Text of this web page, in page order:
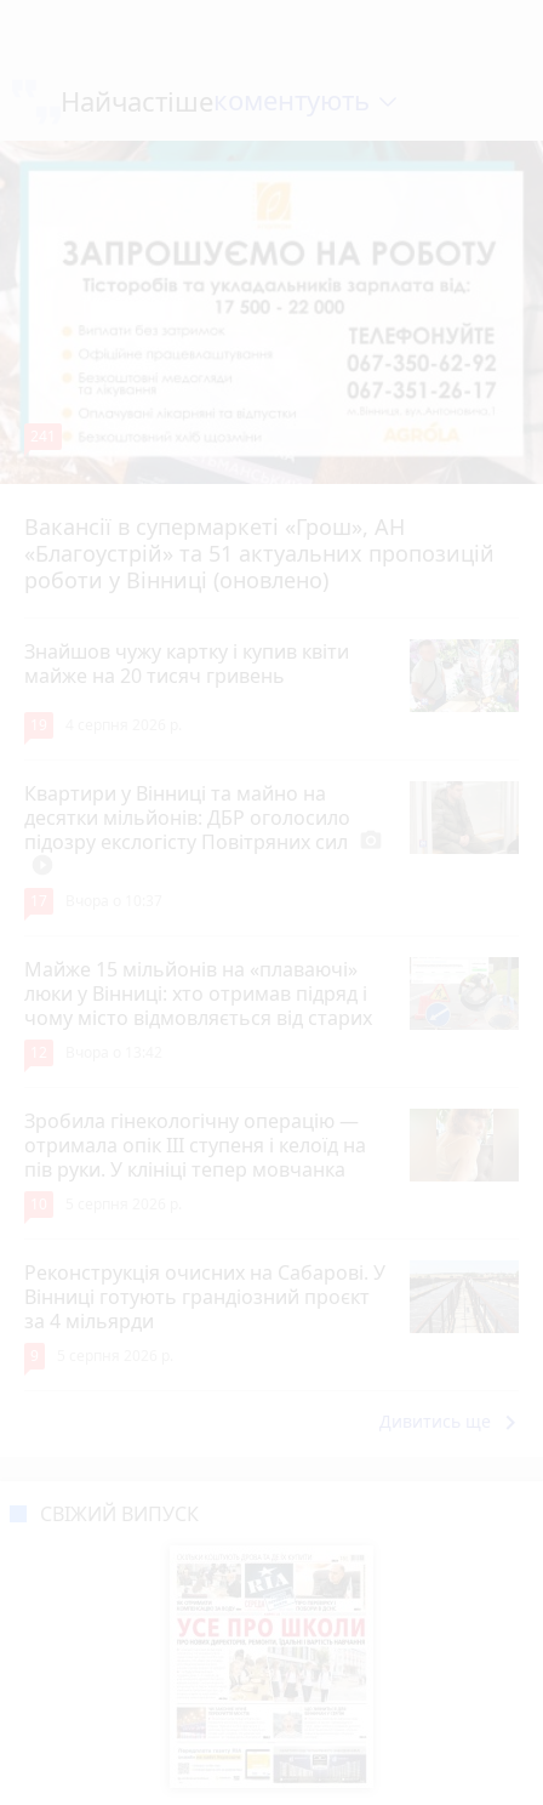
Найчастіше
Вакансії в супермаркеті «Грош», АН
«Благоустрій» та 51 актуальних пропозицій
роботи у Вінниці (оновлено)
4 серпня 2026 р.
Знайшов чужу картку і купив квіти
майже на 20 тисяч гривень
Квартири у Вінниці та майно на
десятки мільйонів: ДБР оголосило
підозру екслогісту Повітряних сил
Майже 15 мільйонів на «плаваючі»
люки у Вінниці: хто отримав підряд і
чому місто відмовляється від старих
Зробила гінекологічну операцію —
отримала опік ІІІ ступеня і келоїд на
пів руки. У клініці тепер мовчанка
Реконструкція очисних на Сабарові. У
Вінниці готують грандіозний проєкт
за 4 мільярди